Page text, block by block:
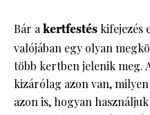
Bár a kertfestés kifejezés
valójában egy olyan
több kertben jelenik meg.
kizárólag azon van, milyen
azon is, hogyan